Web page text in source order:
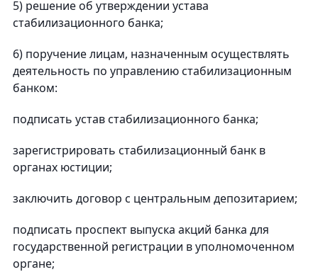
5) решение об утверждении устава
стабилизационного банка;
6) поручение лицам, назначенным осуществлять
деятельность по управлению стабилизационным
банком:
подписать устав стабилизационного банка;
зарегистрировать стабилизационный банк в
органах юстиции;
заключить договор с центральным депозитарием;
подписать проспект выпуска акций банка для
государственной регистрации в уполномоченном
органе;